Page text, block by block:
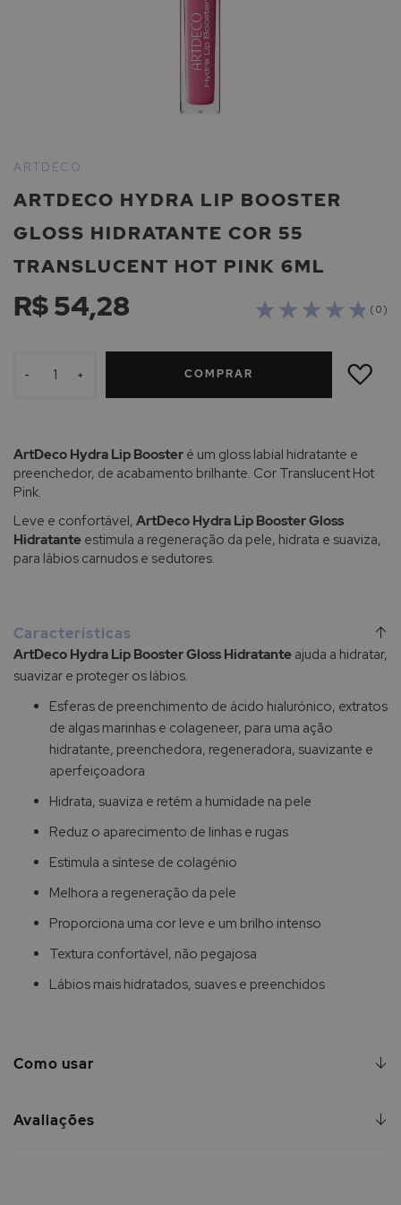
para
início
Galeria
de
imagens
ARTDECO HYDRA LIP BOOSTER
GLOSS HIDRATANTE COR 55
TRANSLUCENT HOT PINK 6ML
ARTDECO
( 0 )
R$ 54,28
- + COMPRAR
ADICIONAR
LISTA
ArtDeco Hydra Lip Booster é um gloss labial hidratante e
preenchedor, de acabamento brilhante. Cor Translucent Hot
Pink.
Leve e confortável, ArtDeco Hydra Lip Booster Gloss
Hidratante estimula a regeneração da pele, hidrata e suaviza,
para lábios carnudos e sedutores.
Características
ArtDeco Hydra Lip Booster Gloss Hidratante ajuda a hidratar,
suavizar e proteger os lábios.
Esferas de preenchimento de ácido hialurónico, extratos
de algas marinhas e colageneer, para uma ação
hidratante, preenchedora, regeneradora, suavizante e
aperfeiçoadora
Hidrata, suaviza e retém a humidade na pele
Reduz o aparecimento de linhas e rugas
Estimula a síntese de colagénio
Melhora a regeneração da pele
Proporciona uma cor leve e um brilho intenso
Textura confortável, não pegajosa
Lábios mais hidratados, suaves e preenchidos
Como usar
Avaliações